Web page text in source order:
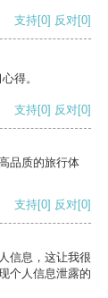
支持[0] 反对[0]
得。
支持[0] 反对[0]
品质的旅行体
支持[0] 反对[0]
信息，这让我很
个人信息泄露的